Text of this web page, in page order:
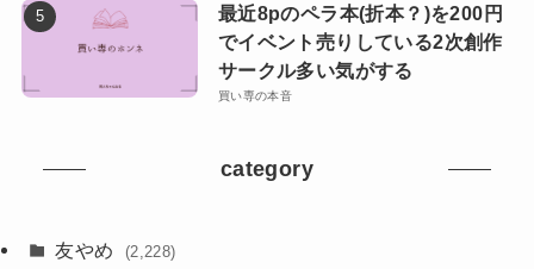
最近8pのペラ本(折本？)を200円
でイベント売りしている2次創作
サークル多い気がする
買い専の本音
category
友やめ (2,228)